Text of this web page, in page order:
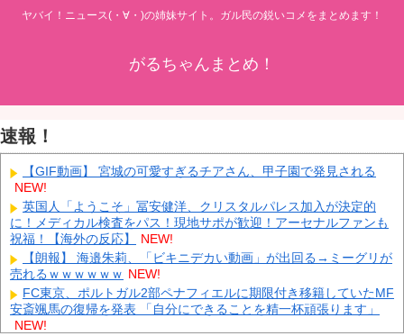
ヤバイ！ニュース(・∀・)の姉妹サイト。ガル民の鋭いコメをまとめます！
がるちゃんまとめ！
速報！
【GIF動画】 宮城の可愛すぎるチアさん、甲子園で発見される
NEW!
英国人「ようこそ」冨安健洋、クリスタルパレス加入が決定的
に！メディカル検査をパス！現地サポが歓迎！アーセナルファンも
祝福！【海外の反応】
NEW!
【朗報】 海邉朱莉、「ビキニデカい動画」が出回る→ミーグリが
売れるｗｗｗｗｗｗ NEW!
FC東京、ポルトガル2部ペナフィエルに期限付き移籍していたMF
安斎颯馬の復帰を発表 「自分にできることを精一杯頑張ります」
NEW!